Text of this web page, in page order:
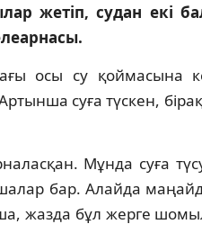
жетіп, судан екі
осы су қоймасына
суға түскен,
Мұнда суға
бар. Алайда
жазда бұл жерге